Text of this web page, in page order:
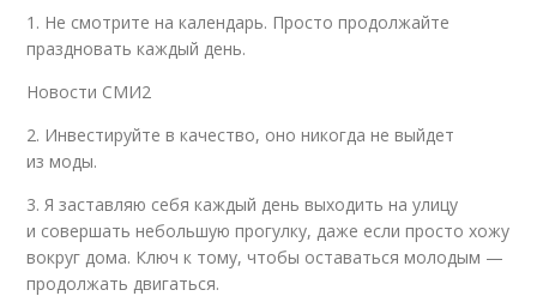
1. Не смотрите на календарь. Просто продолжайте
праздновать каждый день.
Новости СМИ2
2. Инвестируйте в качество, оно никогда не выйдет
из моды.
3. Я заставляю себя каждый день выходить на улицу
и совершать небольшую прогулку, даже если просто хожу
вокруг дома. Ключ к тому, чтобы оставаться молодым —
продолжать двигаться.